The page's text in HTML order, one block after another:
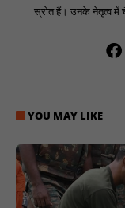
स्रोत हैं। उनके नेतृत्व में
YOU MAY LIKE